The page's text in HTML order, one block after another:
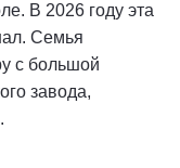
В 2026 году эта
Семья
с большой
завода,